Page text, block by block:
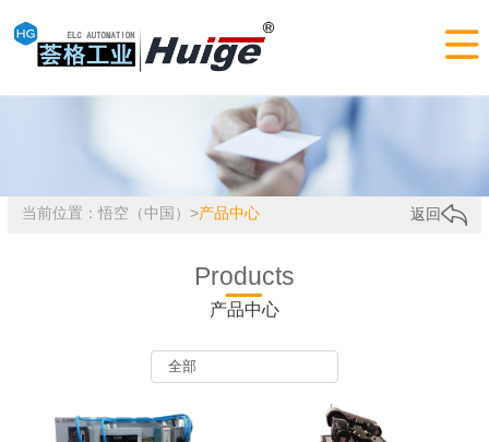

当前位置： 悟空（中国） >产品中心 返回
Products
产品中心